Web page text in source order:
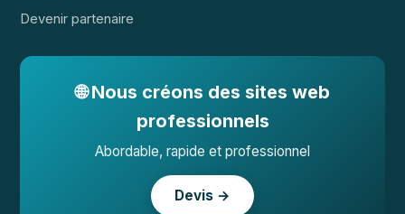
Devenir partenaire
🌐 Nous créons des sites web
professionnels
Abordable, rapide et professionnel
Devis →